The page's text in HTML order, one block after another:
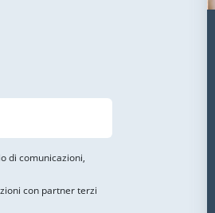
di comunicazioni,
con partner terzi